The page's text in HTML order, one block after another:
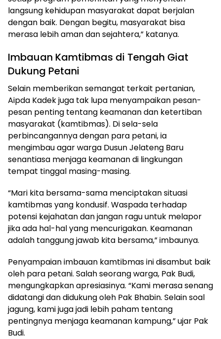
langsung kehidupan masyarakat dapat berjalan
dengan baik. Dengan begitu, masyarakat bisa
merasa lebih aman dan sejahtera,” katanya.
Imbauan Kamtibmas di Tengah Giat
Dukung Petani
Selain memberikan semangat terkait pertanian,
Aipda Kadek juga tak lupa menyampaikan pesan-
pesan penting tentang keamanan dan ketertiban
masyarakat (kamtibmas). Di sela-sela
perbincangannya dengan para petani, ia
mengimbau agar warga Dusun Jelateng Baru
senantiasa menjaga keamanan di lingkungan
tempat tinggal masing-masing.
“Mari kita bersama-sama menciptakan situasi
kamtibmas yang kondusif. Waspada terhadap
potensi kejahatan dan jangan ragu untuk melapor
jika ada hal-hal yang mencurigakan. Keamanan
adalah tanggung jawab kita bersama,” imbaunya.
Penyampaian imbauan kamtibmas ini disambut baik
oleh para petani. Salah seorang warga, Pak Budi,
mengungkapkan apresiasinya. “Kami merasa senang
didatangi dan didukung oleh Pak Bhabin. Selain soal
jagung, kami juga jadi lebih paham tentang
pentingnya menjaga keamanan kampung,” ujar Pak
Budi.